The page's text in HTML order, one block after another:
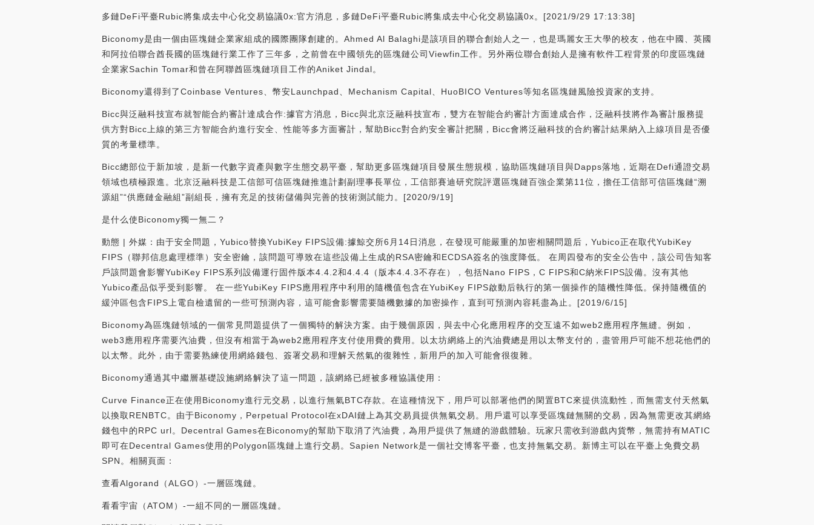
多鏈DeFi平臺Rubic將集成去中心化交易協議0x:官方消息，多鏈DeFi平臺Rubic將集成去中心化交易協議0x。[2021/9/29 17:13:38]
Biconomy是由一個由區塊鏈企業家組成的國際團隊創建的。Ahmed Al Balaghi是該項目的聯合創始人之一，也是瑪麗女王大學的校友，他在中國、英國
和阿拉伯聯合酋長國的區塊鏈行業工作了三年多，之前曾在中國領先的區塊鏈公司Viewfin工作。另外兩位聯合創始人是擁有軟件工程背景的印度區塊鏈
企業家Sachin Tomar和曾在阿聯酋區塊鏈項目工作的Aniket Jindal。
Biconomy還得到了Coinbase Ventures、幣安Launchpad、Mechanism Capital、HuoBICO Ventures等知名區塊鏈風險投資家的支持。
Bicc與泛融科技宣布就智能合約審計達成合作:據官方消息，Bicc與北京泛融科技宣布，雙方在智能合約審計方面達成合作，泛融科技將作為審計服務提
供方對Bicc上線的第三方智能合約進行安全、性能等多方面審計，幫助Bicc對合約安全審計把關，Bicc會將泛融科技的合約審計結果納入上線項目是否優
質的考量標準。
Bicc總部位于新加坡，是新一代數字資產與數字生態交易平臺，幫助更多區塊鏈項目發展生態規模，協助區塊鏈項目與Dapps落地，近期在Defi通證交易
領域也積極跟進。北京泛融科技是工信部可信區塊鏈推進計劃副理事長單位，工信部賽迪研究院評選區塊鏈百強企業第11位，擔任工信部可信區塊鏈“溯
源組”“供應鏈金融組”副組長，擁有充足的技術儲備與完善的技術測試能力。[2020/9/19]
是什么使Biconomy獨一無二？
動態 | 外媒：由于安全問題，Yubico替換YubiKey FIPS設備:據鯨交所6月14日消息，在發現可能嚴重的加密相關問題后，Yubico正在取代YubiKey
FIPS（聯邦信息處理標準）安全密鑰，該問題可導致在這些設備上生成的RSA密鑰和ECDSA簽名的強度降低。 在周四發布的安全公告中，該公司告知客
戶該問題會影響YubiKey FIPS系列設備運行固件版本4.4.2和4.4.4（版本4.4.3不存在），包括Nano FIPS，C FIPS和C納米FIPS設備。沒有其他
Yubico產品似乎受到影響。 在一些YubiKey FIPS應用程序中利用的隨機值包含在YubiKey FIPS啟動后執行的第一個操作的隨機性降低。保持隨機值的
緩沖區包含FIPS上電自檢遺留的一些可預測內容，這可能會影響需要隨機數據的加密操作，直到可預測內容耗盡為止。[2019/6/15]
Biconomy為區塊鏈領域的一個常見問題提供了一個獨特的解決方案。由于幾個原因，與去中心化應用程序的交互遠不如web2應用程序無縫。例如，
web3應用程序需要汽油費，但沒有相當于為web2應用程序支付使用費的費用。以太坊網絡上的汽油費總是用以太幣支付的，盡管用戶可能不想花他們的
以太幣。此外，由于需要熟練使用網絡錢包、簽署交易和理解天然氣的復雜性，新用戶的加入可能會很復雜。
Biconomy通過其中繼層基礎設施網絡解決了這一問題，該網絡已經被多種協議使用：
Curve Finance正在使用Biconomy進行元交易，以進行無氣BTC存款。在這種情況下，用戶可以部署他們的閑置BTC來提供流動性，而無需支付天然氣
以換取RENBTC。由于Biconomy，Perpetual Protocol在xDAI鏈上為其交易員提供無氣交易。用戶還可以享受區塊鏈無關的交易，因為無需更改其網絡
錢包中的RPC url。Decentral Games在Biconomy的幫助下取消了汽油費，為用戶提供了無縫的游戲體驗。玩家只需收到游戲內貨幣，無需持有MATIC
即可在Decentral Games使用的Polygon區塊鏈上進行交易。Sapien Network是一個社交博客平臺，也支持無氣交易。新博主可以在平臺上免費交易
SPN。相關頁面：
查看Algorand（ALGO）-一層區塊鏈。
看看宇宙（ATOM）-一組不同的一層區塊鏈。